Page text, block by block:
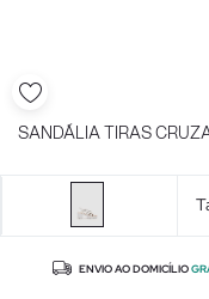
SANDÁLIA TIRAS
ENVIO AO DOMICÍLIO